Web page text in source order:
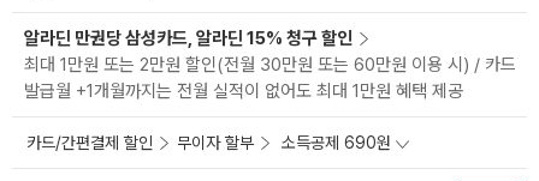
알라딘 만권당 삼성카드, 알라딘 15% 청구 할인
최대 1만원 또는 2만원 할인(전월 30만원 또는 60만원 이용 시) / 카드
발급월 +1개월까지는 전월 실적이 없어도 최대 1만원 혜택 제공
카드/간편결제 할인 무이자 할부 소득공제 690원